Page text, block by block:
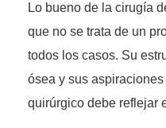
Lo bueno de la cirugía
que no se trata de un
todos los casos. Su
ósea y sus
quirúrgico debe reflejar